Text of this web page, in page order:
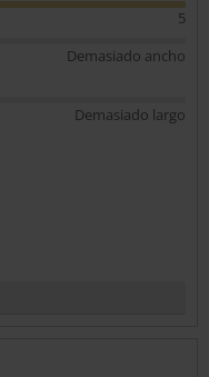
5
Demasiado ancho
Demasiado largo